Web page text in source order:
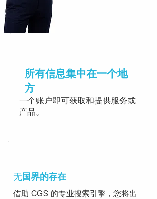
所有信息集中在一个地
方
一个账户即可获取和提供服务或
产品。
无国界的存在
借助 CGS 的专业搜索引擎，您将出